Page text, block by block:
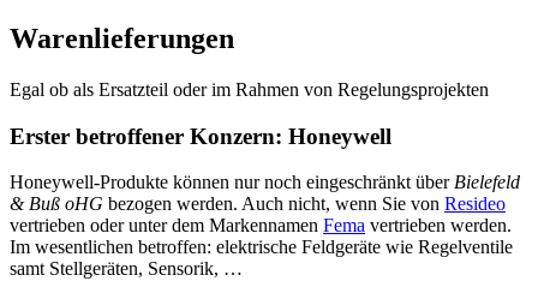
Warenlieferungen
Egal ob als Ersatzteil oder im Rahmen von Regelungsprojekten
Erster betroffener Konzern: Honeywell
Honeywell-Produkte können nur noch eingeschränkt überBielefeld
& Buß oHG bezogen werden. Auch nicht, wenn Sie von Resideo
vertrieben oder unter dem Markennamen Fema vertrieben werden.
Im wesentlichen betroffen: elektrische Feldgeräte wie Regelventile
samt Stellgeräten, Sensorik, …